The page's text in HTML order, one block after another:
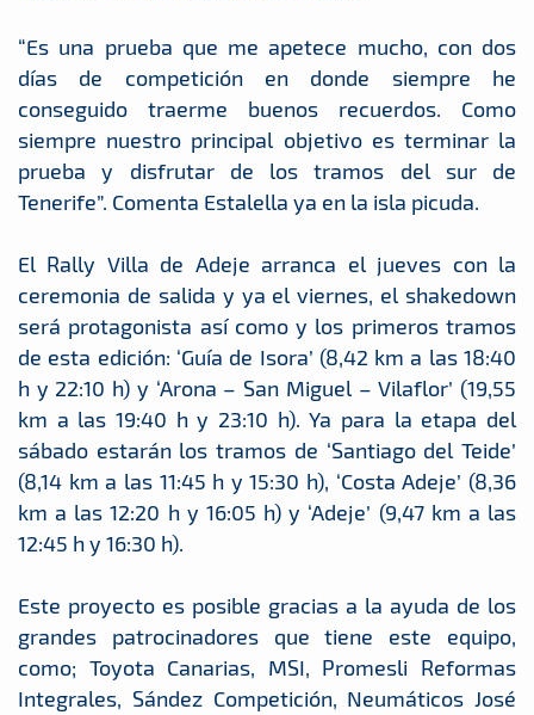
“Es una prueba que me apetece mucho, con dos
días de competición en donde siempre he
conseguido traerme buenos recuerdos. Como
siempre nuestro principal objetivo es terminar la
prueba y disfrutar de los tramos del sur de
Tenerife”. Comenta Estalella ya en la isla picuda.
El Rally Villa de Adeje arranca el jueves con la
ceremonia de salida y ya el viernes, el shakedown
será protagonista así como y los primeros tramos
de esta edición: ‘Guía de Isora’ (8,42 km a las 18:40
h y 22:10 h) y ‘Arona – San Miguel – Vilaflor’ (19,55
km a las 19:40 h y 23:10 h). Ya para la etapa del
sábado estarán los tramos de ‘Santiago del Teide’
(8,14 km a las 11:45 h y 15:30 h), ‘Costa Adeje’ (8,36
km a las 12:20 h y 16:05 h) y ‘Adeje’ (9,47 km a las
12:45 h y 16:30 h).
Este proyecto es posible gracias a la ayuda de los
grandes patrocinadores que tiene este equipo,
como; Toyota Canarias, MSI, Promesli Reformas
Integrales, Sández Competición, Neumáticos José